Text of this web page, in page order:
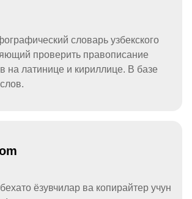
словарь узбекского
проверить правописание
на латинице и кириллице. В базе
ёзувчилар ва копирайтер учун